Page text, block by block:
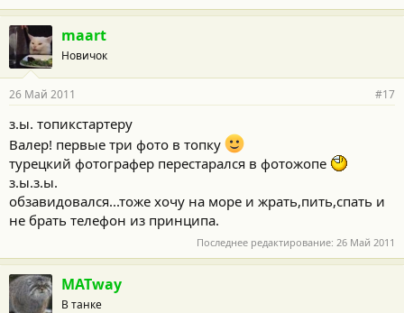
maart
Новичок
26 Май 2011 #17
з.ы. топикстартеру
Валер! первые три фото в топку
турецкий фотографер перестарался в фотожопе
з.ы.з.ы.
обзавидовался...тоже хочу на море и жрать,пить,спать и
не брать телефон из принципа.
Последнее редактирование: 26 Май 2011
MATway
В танке